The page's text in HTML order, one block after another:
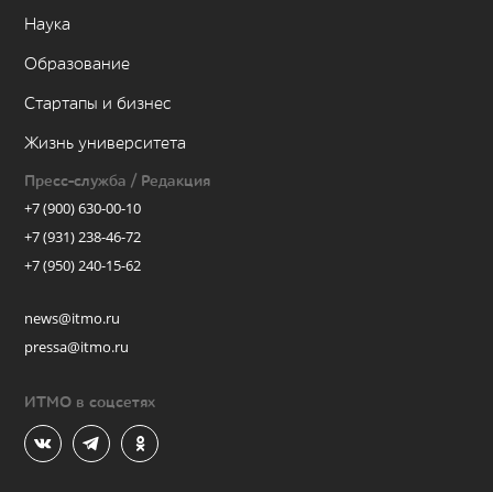
Наука
Образование
Стартапы и бизнес
Жизнь университета
Пресс-служба / Редакция
+7 (900) 630-00-10
+7 (931) 238-46-72
+7 (950) 240-15-62
news@itmo.ru
pressa@itmo.ru
ИТМО в соцсетях